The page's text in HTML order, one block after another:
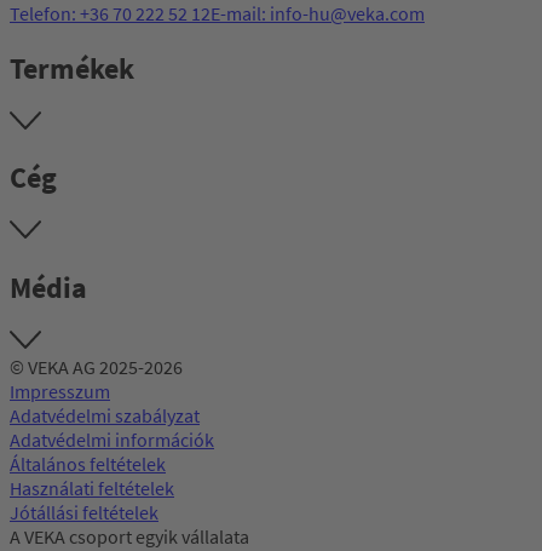
Telefon: +36 70 222 52 12E-mail: info-hu@veka.com
Termékek
Cég
Média
© VEKA AG 2025-2026
Impresszum
Adatvédelmi szabályzat
Adatvédelmi információk
Általános feltételek
Használati feltételek
Jótállási feltételek
A VEKA csoport egyik vállalata